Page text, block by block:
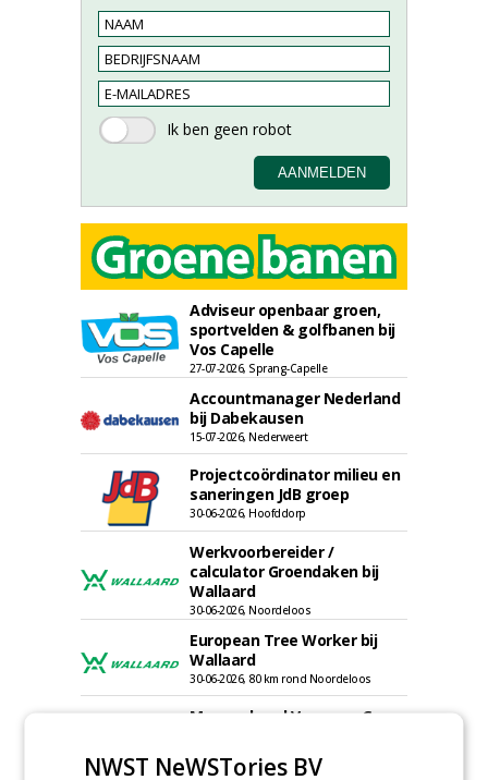
Adviseur openbaar groen,
sportvelden & golfbanen bij
Vos Capelle
27-07-2026, Sprang-Capelle
Accountmanager Nederland
bij Dabekausen
15-07-2026, Nederweert
Projectcoördinator milieu en
saneringen JdB groep
30-06-2026, Hoofddorp
Werkvoorbereider /
calculator Groendaken bij
Wallaard
30-06-2026, Noordeloos
European Tree Worker bij
Wallaard
30-06-2026, 80 km rond Noordeloos
Meewerkend Voorman Groen
30-06-2026, 80 km rond Noordeloos
NWST NeWSTories BV